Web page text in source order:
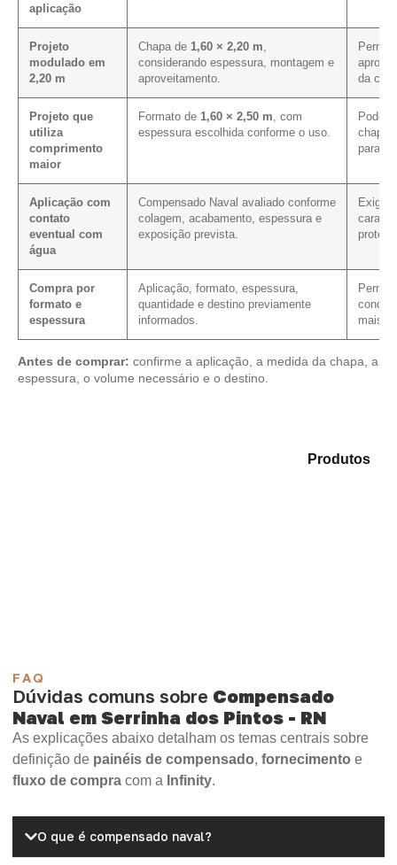
aplicação
Projeto
modulado em
2,20 m
Chapa de 1,60 × 2,20 m
considerando espessura, montagem e
aproveitamento.
da
Projeto que
utiliza
comprimento
maior
Formato de 1,60 × 2,50 m , com
espessura escolhida conforme o uso.
Pode
chapa
para
Aplicação com
contato
eventual com
água
Compensado Naval avaliado conforme
colagem, acabamento, espessura e
exposição prevista.
Exige
Compra por
formato e
espessura
Aplicação, formato, espessura,
quantidade e destino previamente
informados.
mais
Antes de comprar: confirme a aplicação, a medida da chapa, a
espessura, o volume necessário e o destino.
Produtose
FAQ
Dúvidas comuns sobre Compensado
Naval em Serrinha dos Pintos - RN
As explicações abaixo detalham os temas centrais sobre
definição de painéis de compensado, fornecimento e
fluxo de compra com a Infinity.
O que é compensado naval?